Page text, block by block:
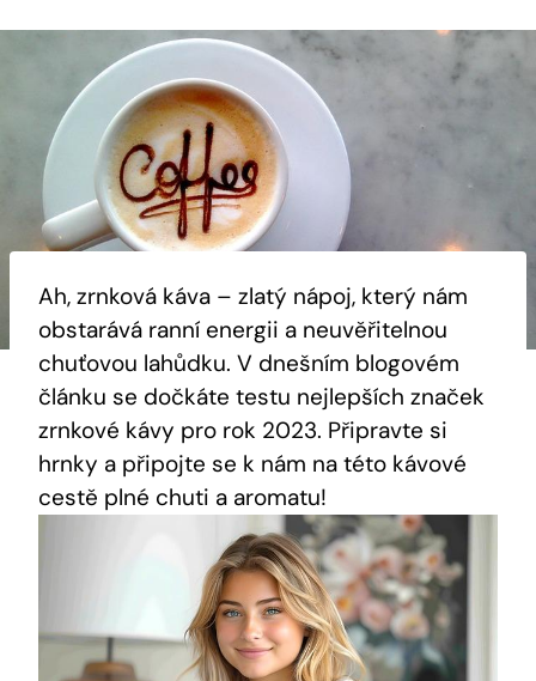
Ah, zrnková káva – zlatý nápoj, který nám
obstarává ranní energii a neuvěřitelnou
chuťovou lahůdku. V dnešním blogovém
článku se dočkáte testu nejlepších značek
zrnkové kávy pro rok 2023. Připravte si
hrnky a připojte se k nám na této kávové
cestě plné chuti a aromatu!